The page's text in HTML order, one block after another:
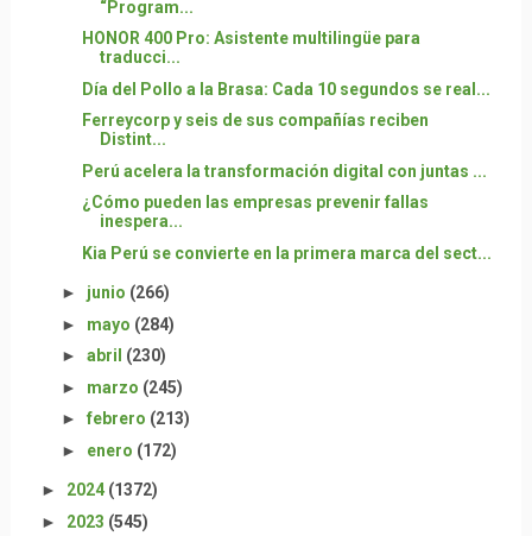
“Program...
HONOR 400 Pro: Asistente multilingüe para
traducci...
Día del Pollo a la Brasa: Cada 10 segundos se real...
Ferreycorp y seis de sus compañías reciben
Distint...
Perú acelera la transformación digital con juntas ...
¿Cómo pueden las empresas prevenir fallas
inespera...
Kia Perú se convierte en la primera marca del sect...
► junio (266)
► mayo (284)
► abril (230)
► marzo (245)
► febrero (213)
► enero (172)
► 2024 (1372)
► 2023 (545)